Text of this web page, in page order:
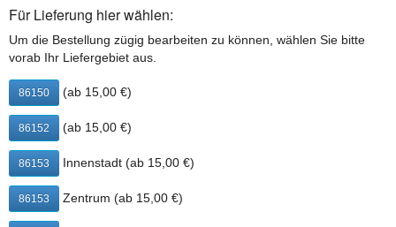
Für Lieferung hier wählen:
Um die Bestellung zügig bearbeiten zu können, wählen Sie bitte
vorab Ihr Liefergebiet aus.
86150 (ab 15,00 €)
86152 (ab 15,00 €)
86153 Innenstadt (ab 15,00 €)
86153 Zentrum (ab 15,00 €)
2 for 1 Parma in Augsburg bestellen (in den
Warenkorb legen):
26 cm
(Button klicken, um 2 for 1 Parma in den Warenkorb zu legen)
2 for 1 Parma enthält folgende Zusatzstoffe bzw.
Allergene:
1: mit Farbstoffen
2: mit Antioxidationsmittel